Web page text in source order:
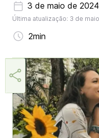
3 de maio de 2024
Última atualização: 3 de
2min
Márcia Miranda